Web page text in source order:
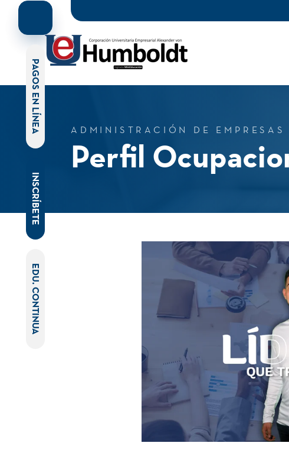
ADMINISTRACIÓN DE EMPRESAS
Perfil
PAGOS EN LÍNEA
INSCRÍBETE
EDU. CONTINUA